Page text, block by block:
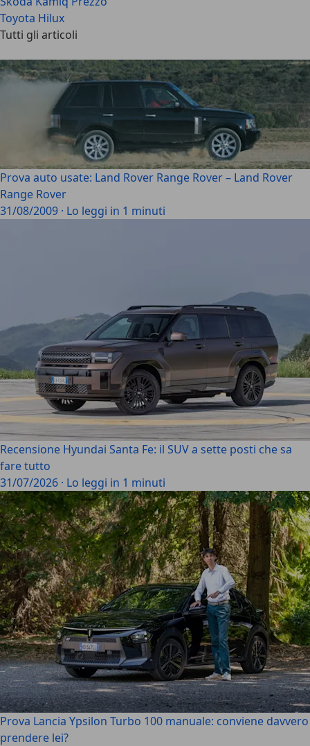
Toyota Hilux
Tutti gli articoli
Prova auto usate: Land Rover Range Rover – Land Rover
Range Rover
31/08/2009 · Lo leggi in 1 minuti
Recensione Hyundai Santa Fe: il SUV a sette posti che sa
fare tutto
31/07/2026 · Lo leggi in 1 minuti
Prova Lancia Ypsilon Turbo 100 manuale: conviene davvero
prendere lei?